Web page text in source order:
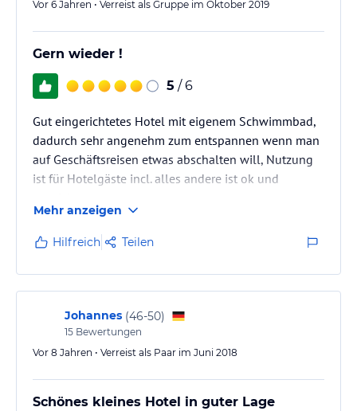
Vor 6 Jahren • Verreist als Gruppe im Oktober 2019
Gern wieder !
5 / 6
Gut eingerichtetes Hotel mit eigenem Schwimmbad,
dadurch sehr angenehm zum entspannen wenn man
auf Geschäftsreisen etwas abschalten will, Nutzung
ist für Hotelgäste incl. alles andere ist ok und
Mehr anzeigen
Hilfreich Teilen
Johannes (46-50)
15 Bewertungen
Vor 8 Jahren • Verreist als Paar im Juni 2018
Schönes kleines Hotel in guter Lage